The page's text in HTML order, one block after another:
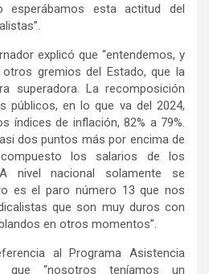
esperábamos esta actitud del
explicó que “entendemos, y
gremios del Estado, que la
superadora. La recomposición
públicos, en lo que va del 2024,
índices de inflación, 82% a 79%.
dos puntos más por encima de
los salarios de los
nivel nacional solamente se
es el paro número 13 que nos
que son muy duros con
en otros momentos”.
al Programa Asistencia
que “nosotros teníamos un